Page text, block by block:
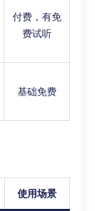
付费，有免
费试听
基础免费
使用场景